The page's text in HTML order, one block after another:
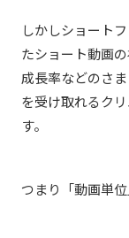
しかしショート
たショート動画
成長率などのさ
を受け取れるク
す。
つまり「動画単